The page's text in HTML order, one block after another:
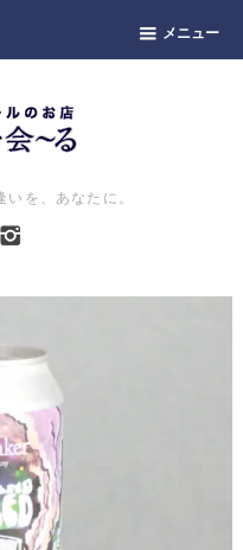
メニュー
を、あなたに。